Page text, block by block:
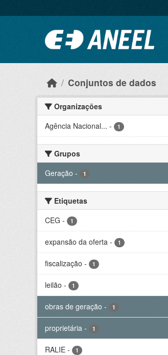
Conjuntos de dados
Organizações
Agência Nacional... - 1
Grupos
Geração - 1
Etiquetas
CEG - 1
expansão da oferta - 1
fiscalização - 1
leilão - 1
obras de geração - 1
proprietária - 1
RALIE - 1